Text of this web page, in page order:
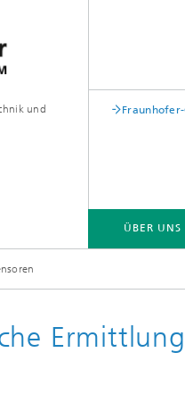
und
ÜBER UNS